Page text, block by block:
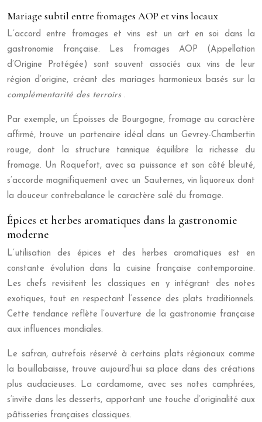
Mariage subtil entre fromages AOP et vins locaux
L’accord entre fromages et vins est un art en soi dans la
gastronomie française. Les fromages AOP (Appellation
d’Origine Protégée) sont souvent associés aux vins de leur
région d’origine, créant des mariages harmonieux basés sur la
complémentarité des terroirs .
Par exemple, un Époisses de Bourgogne, fromage au caractère
affirmé, trouve un partenaire idéal dans un Gevrey-Chambertin
rouge, dont la structure tannique équilibre la richesse du
fromage. Un Roquefort, avec sa puissance et son côté bleuté,
s’accorde magnifiquement avec un Sauternes, vin liquoreux dont
la douceur contrebalance le caractère salé du fromage.
Épices et herbes aromatiques dans la gastronomie
moderne
L’utilisation des épices et des herbes aromatiques est en
constante évolution dans la cuisine française contemporaine.
Les chefs revisitent les classiques en y intégrant des notes
exotiques, tout en respectant l’essence des plats traditionnels.
Cette tendance reflète l’ouverture de la gastronomie française
aux influences mondiales.
Le safran, autrefois réservé à certains plats régionaux comme
la bouillabaisse, trouve aujourd’hui sa place dans des créations
plus audacieuses. La cardamome, avec ses notes camphrées,
s’invite dans les desserts, apportant une touche d’originalité aux
pâtisseries françaises classiques.